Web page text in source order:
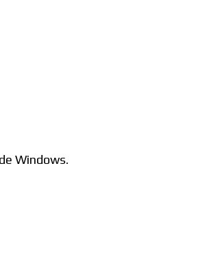
Windows.